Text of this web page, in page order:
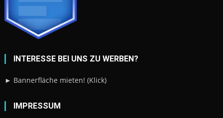
INTERESSE BEI UNS ZU WERBEN?
► Bannerfläche mieten! (Klick)
IMPRESSUM